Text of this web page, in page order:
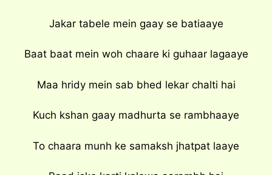
Jakar tabele mein gaay se batiaaye
Baat baat mein woh chaare ki guhaar lagaaye
Maa hridy mein sab bhed lekar chalti hai
Kuch kshan gaay madhurta se rambhaaye
To chaara munh ke samaksh jhatpat laaye